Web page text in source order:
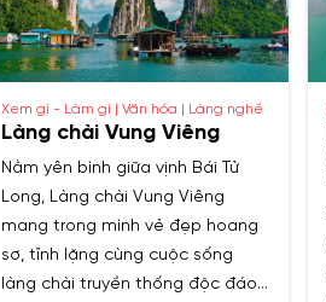
Xem gì - Làm gì | Văn hóa | Làng nghề
Làng chài Vung Viêng
Nằm yên bình giữa vịnh Bái Tử
Long, Làng chài Vung Viêng
mang trong mình vẻ đẹp hoang
sơ, tĩnh lặng cùng cuộc sống
làng chài truyền thống độc đáo.